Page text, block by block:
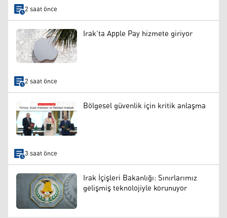
2 saat önce
Irak’ta Apple Pay hizmete giriyor
2 saat önce
Bölgesel güvenlik için kritik anlaşma
3 saat önce
Irak İçişleri Bakanlığı: Sınırlarımız
gelişmiş teknolojiyle korunuyor